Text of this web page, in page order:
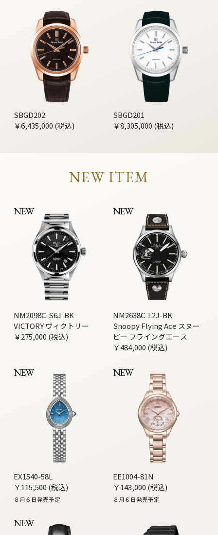
SBGD202
￥6,435,000 (税込)
SBGD201
￥8,305,000 (税込)
NEW ITEM
NEW
NM2098C-S6J-BK
VICTORY ヴィクトリー
￥275,000 (税込)
NEW
NM2638C-L2J-BK
Snoopy Flying Ace スヌー
ピー フライングエース
￥484,000 (税込)
NEW
EX1540-58L
￥115,500 (税込)
８月６日発売予定
NEW
EE1004-81N
￥143,000 (税込)
８月６日発売予定
NEW